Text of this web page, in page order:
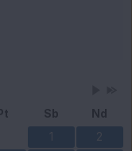
miesiącu
wydarzeń w tym
Pt Sb
Nd
1
2